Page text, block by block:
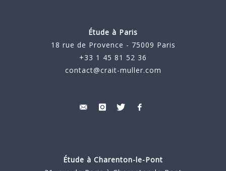
Étude à Paris
18 rue de Provence - 75009 Paris
+33 1 45 81 52 36
contact@crait-muller.com
Étude à Charenton-le-Pont